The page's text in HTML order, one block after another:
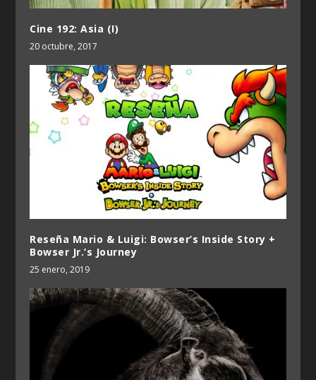
Cine 192: Asia (I)
20 octubre, 2017
Reseña Mario & Luigi: Bowser’s Inside Story +
Bowser Jr.’s Journey
25 enero, 2019